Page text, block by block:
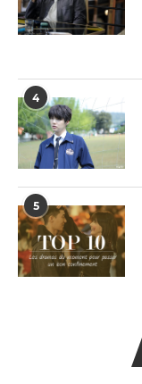
4
5